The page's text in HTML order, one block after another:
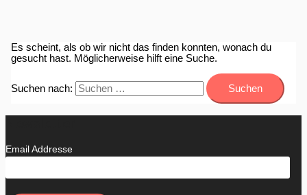
Es scheint, als ob wir nicht das finden konnten, wonach du
gesucht hast. Möglicherweise hilft eine Suche.
Suchen nach:
Email Addresse